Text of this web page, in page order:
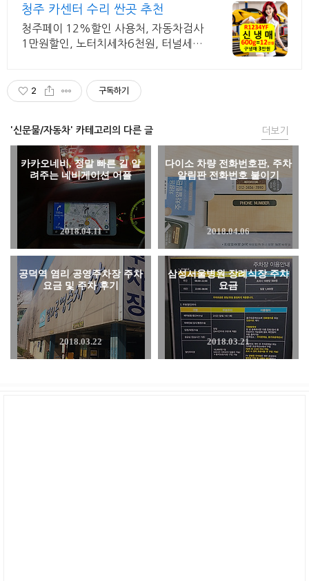
청주 카센터 수리 싼곳 추천
청주페이 12%할인 사용처, 자동차검사
1만원할인, 노터치세차6천원, 터널세차
만원
2 구독하기
'신문물/자동차' 카테고리의 다른 글
카카오네비, 정말 빠른 길 알
려주는 네비게이션 어플
2018.04.11
다이소 차량 전화번호판, 주차
알림판 전화번호 붙이기
2018.04.06
공덕역 염리 공영주차장 주차
요금 및 주차 후기
2018.03.22
삼성서울병원 장례식장 주차
요금
2018.03.21
더보기